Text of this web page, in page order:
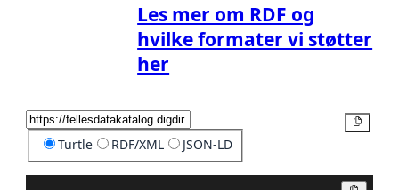
Les mer om RDF og
hvilke formater vi støtter
her
Turtle RDF/XML JSON-LD